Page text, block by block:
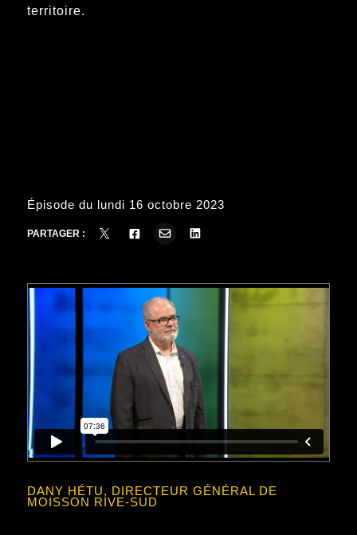
territoire.
Épisode du lundi 16 octobre 2023
PARTAGER :
DANY HÉTU, DIRECTEUR GÉNÉRAL DE
MOISSON RIVE-SUD